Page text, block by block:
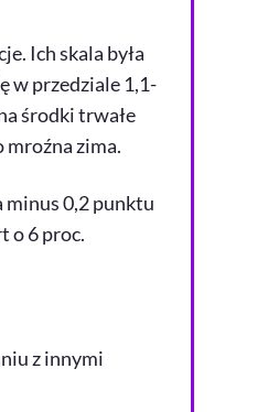
Ich skala była
w przedziale 1,1-
środki trwałe
mroźna zima.
minus 0,2 punktu
o 6 proc.
z innymi